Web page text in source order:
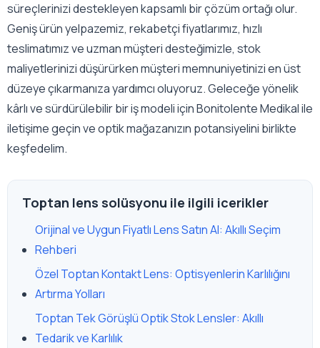
süreçlerinizi destekleyen kapsamlı bir çözüm ortağı olur.
Geniş ürün yelpazemiz, rekabetçi fiyatlarımız, hızlı
teslimatımız ve uzman müşteri desteğimizle, stok
maliyetlerinizi düşürürken müşteri memnuniyetinizi en üst
düzeye çıkarmanıza yardımcı oluyoruz. Geleceğe yönelik
kârlı ve sürdürülebilir bir iş modeli için Bonitolente Medikal ile
iletişime geçin ve optik mağazanızın potansiyelini birlikte
keşfedelim.
Toptan lens solüsyonu ile ilgili icerikler
Orijinal ve Uygun Fiyatlı Lens Satın Al: Akıllı Seçim
Rehberi
Özel Toptan Kontakt Lens: Optisyenlerin Karlılığını
Artırma Yolları
Toptan Tek Görüşlü Optik Stok Lensler: Akıllı
Tedarik ve Karlılık